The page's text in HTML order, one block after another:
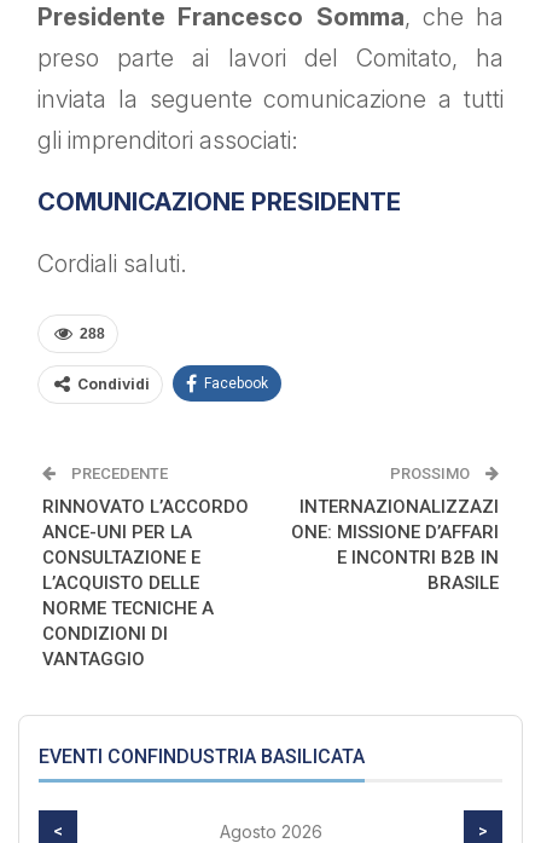
Presidente Francesco Somma, che ha
preso parte ai lavori del Comitato, ha
inviata la seguente comunicazione a tutti
gli imprenditori associati:
COMUNICAZIONE PRESIDENTE
Cordiali saluti.
288
Condividi Facebook
PRECEDENTE
RINNOVATO L’ACCORDO
ANCE-UNI PER LA
CONSULTAZIONE E
L’ACQUISTO DELLE
NORME TECNICHE A
CONDIZIONI DI
VANTAGGIO
PROSSIMO
INTERNAZIONALIZZAZI
ONE: MISSIONE D’AFFARI
E INCONTRI B2B IN
BRASILE
EVENTI CONFINDUSTRIA BASILICATA
< Agosto 2026 >